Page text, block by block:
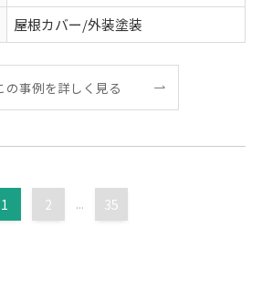
屋根カバー/外装塗装
の事例を詳しく見る
1 2 ... 35